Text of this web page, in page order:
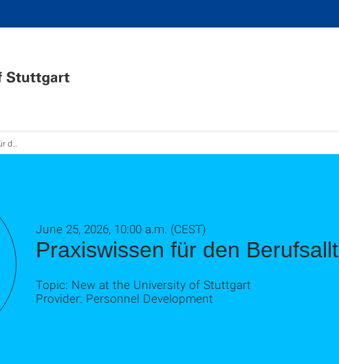
Praxiswissen für den
June 25, 2026, 10:00 a.m. (CEST)
Topic: New at the University of Stuttgart
Provider: Personnel Development